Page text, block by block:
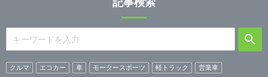
クルマ エコカー 車 モータースポーツ 軽トラック
営業車